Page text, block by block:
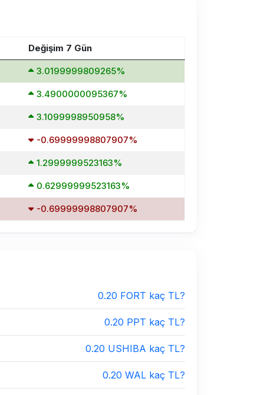
Değişim 7 Gün
3.0199999809265%
3.4900000095367%
3.1099998950958%
-0.69999998807907%
1.2999999523163%
0.62999999523163%
-0.69999998807907%
0.20 FORT kaç TL?
0.20 PPT kaç TL?
0.20 USHIBA kaç TL?
0.20 WAL kaç TL?